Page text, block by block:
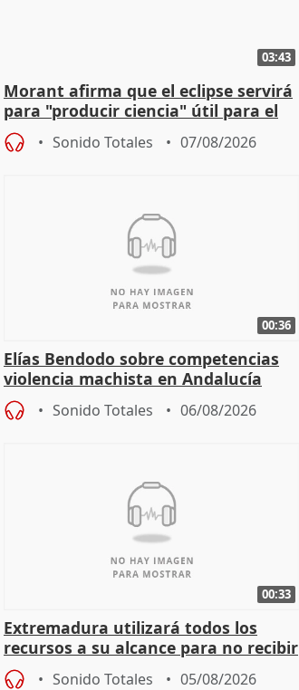
03:43
Morant afirma que el eclipse servirá
para "producir ciencia" útil para el
resto del mundo
Sonido Totales 07/08/2026
00:36
Elías Bendodo sobre competencias
violencia machista en Andalucía
Sonido Totales 06/08/2026
00:33
Extremadura utilizará todos los
recursos a su alcance para no recibir
más menores migrantes
Sonido Totales 05/08/2026